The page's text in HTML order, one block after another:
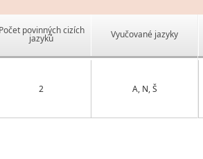
Počet povinných cizích
jazyků Vyučované jazyky
2 A, N, Š